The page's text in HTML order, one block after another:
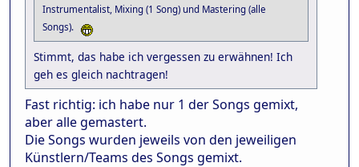
Instrumentalist, Mixing (1 Song) und Mastering (alle
Songs).
Stimmt, das habe ich vergessen zu erwähnen! Ich
geh es gleich nachtragen!
Fast richtig: ich habe nur 1 der Songs gemixt,
aber alle gemastert.
Die Songs wurden jeweils von den jeweiligen
Künstlern/Teams des Songs gemixt.